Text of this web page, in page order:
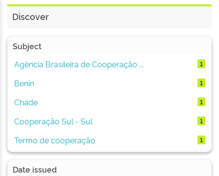
Discover
Subject
Agência Brasileira de Cooperação ...
1
Benin 1
Chade 1
Cooperação Sul - Sul 1
Termo de cooperação 1
Date issued